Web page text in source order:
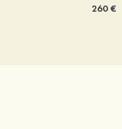
260 €